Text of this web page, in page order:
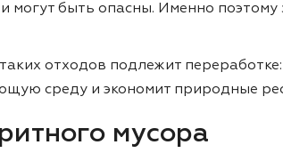
быть опасны. Именно поэтому
отходов подлежит
среду и экономит природные
мусора